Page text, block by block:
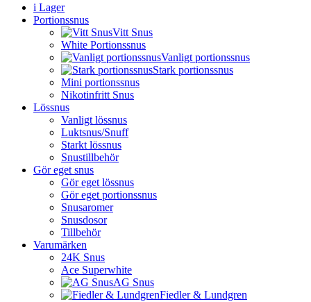
i Lager
Portionssnus
Vitt Snus
White Portionssnus
Vanligt portionssnus
Stark portionssnus
Mini portionssnus
Nikotinfritt Snus
Lössnus
Vanligt lössnus
Luktsnus/Snuff
Starkt lössnus
Snustillbehör
Gör eget snus
Gör eget lössnus
Gör eget portionssnus
Snusaromer
Snusdosor
Tillbehör
Varumärken
24K Snus
Ace Superwhite
AG Snus
Fiedler & Lundgren